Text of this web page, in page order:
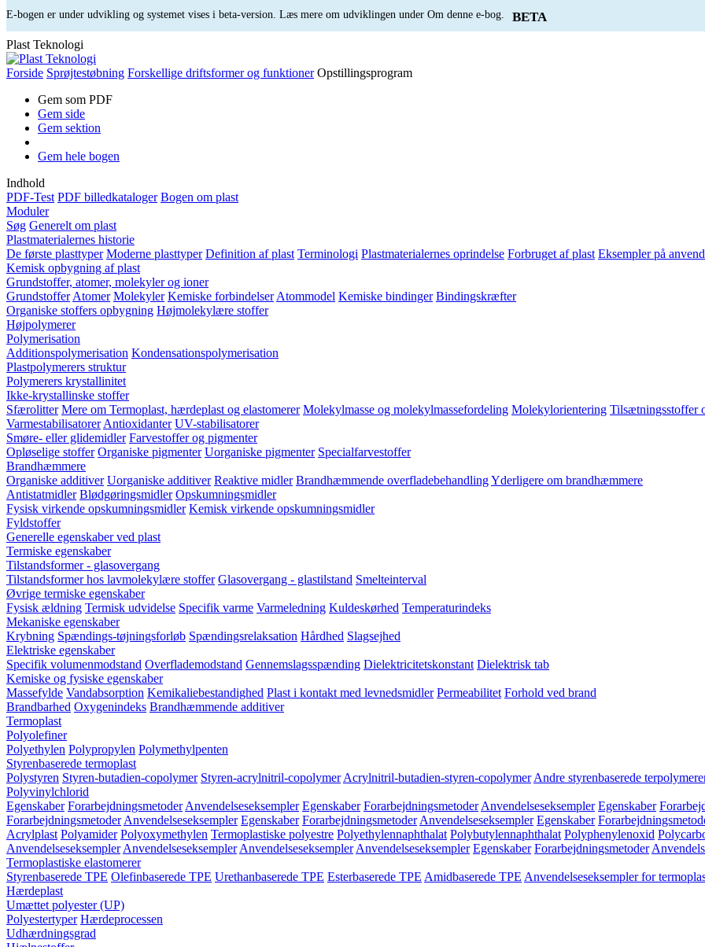
E-bogen er under udvikling og systemet vises i beta-version. Læs mere om udviklingen under Om denne e-bog. BETA
Plast Teknologi
Forside Sprøjtestøbning Forskellige driftsformer og funktioner Opstillingsprogram
Gem som PDF
Gem side
Gem sektion
Gem hele bogen
Indhold
PDF-Test PDF billedkataloger Bogen om plast
Moduler
Søg Generelt om plast
Plastmaterialernes historie
De første plasttyper Moderne plasttyper Definition af plast Terminologi Plastmaterialernes oprindelse Forbruget af plast Eksempler på
Kemisk opbygning af plast
Grundstoffer, atomer, molekyler og ioner
Grundstoffer Atomer Molekyler Kemiske forbindelser Atommodel Kemiske bindinger Bindingskræfter
Organiske stoffers opbygning Højmolekylære stoffer
Højpolymerer
Polymerisation
Additionspolymerisation Kondensationspolymerisation
Plastpolymerers struktur
Polymerers krystallinitet
Ikke-krystallinske stoffer
Sfærolitter Mere om Termoplast, hærdeplast og elastomerer Molekylmasse og molekylmassefordeling Molekylorientering Tilsætningsstoffer
Varmestabilisatorer Antioxidanter UV-stabilisatorer
Smøre- eller glidemidler Farvestoffer og pigmenter
Opløselige stoffer Organiske pigmenter Uorganiske pigmenter Specialfarvestoffer
Brandhæmmere
Organiske additiver Uorganiske additiver Reaktive midler Brandhæmmende overfladebehandlingYderligere om brandhæmmere
Antistatmidler Blødgøringsmidler Opskumningsmidler
Fysisk virkende opskumningsmidler Kemisk virkende opskumningsmidler
Fyldstoffer
Generelle egenskaber ved plast
Termiske egenskaber
Tilstandsformer - glasovergang
Tilstandsformer hos lavmolekylære stoffer Glasovergang - glastilstand Smelteinterval
Øvrige termiske egenskaber
Fysisk ældning Termisk udvidelse Specifik varme Varmeledning Kuldeskørhed Temperaturindeks
Mekaniske egenskaber
Krybning Spændings-tøjningsforløb Spændingsrelaksation Hårdhed Slagsejhed
Elektriske egenskaber
Specifik volumenmodstand Overflademodstand Gennemslagsspænding Dielektricitetskonstant Dielektrisk tab
Kemiske og fysiske egenskaber
Massefylde Vandabsorption Kemikaliebestandighed Plast i kontakt med levnedsmidler Permeabilitet Forhold ved brand
Brandbarhed Oxygenindeks Brandhæmmende additiver
Termoplast
Polyolefiner
Polyethylen Polypropylen Polymethylpenten
Styrenbaserede termoplast
Polystyren Styren-butadien-copolymer Styren-acrylnitril-copolymer Acrylnitril-butadien-styren-copolymer Andre styrenbaserede
Polyvinylchlorid
Egenskaber Forarbejdningsmetoder Anvendelseseksempler Egenskaber Forarbejdningsmetoder Anvendelseseksempler Egenskaber
Forarbejdningsmetoder Anvendelseseksempler Egenskaber Forarbejdningsmetoder Anvendelseseksempler Egenskaber
Acrylplast Polyamider Polyoxymethylen Termoplastiske polyestre Polyethylennaphthalat Polybutylennaphthalat Polyphenylenoxid
Anvendelseseksempler Anvendelseseksempler Anvendelseseksempler Anvendelseseksempler Egenskaber Forarbejdningsmetoder
Termoplastiske elastomerer
Styrenbaserede TPE Olefinbaserede TPE Urethanbaserede TPE Esterbaserede TPE Amidbaserede TPE Anvendelseseksempler for
Hærdeplast
Umættet polyester (UP)
Polyestertyper Hærdeprocessen
Udhærdningsgrad